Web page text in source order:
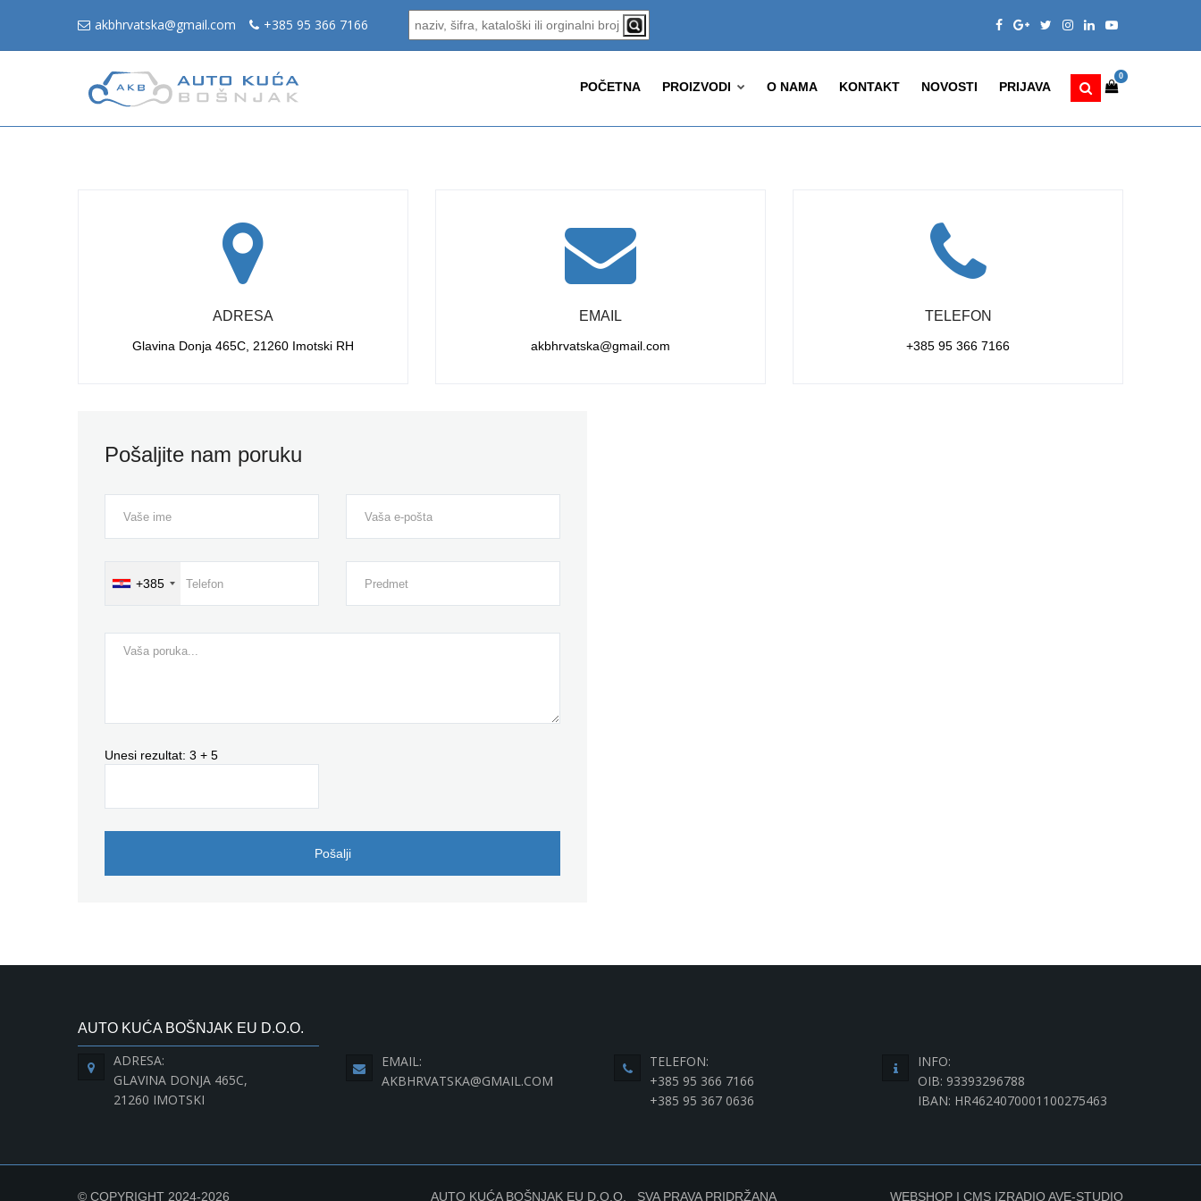
akbhrvatska@gmail.com +385 95 366 7166
0
POČETNA PROIZVODI O NAMA KONTAKT NOVOSTI PRIJAVA
ADRESA
Glavina Donja 465C, 21260 Imotski RH
EMAIL
akbhrvatska@gmail.com
TELEFON
+385 95 366 7166
Pošaljite nam poruku
+385
Unesi rezultat: 3 + 5
Pošalji
AUTO KUĆA BOŠNJAK EU D.O.O.
ADRESA:
GLAVINA DONJA 465C,
21260 IMOTSKI
EMAIL:
AKBHRVATSKA@GMAIL.COM
TELEFON:
+385 95 366 7166
+385 95 367 0636
INFO:
OIB: 93393296788
IBAN: HR4624070001100275463
© COPYRIGHT 2024-2026 AUTO KUĆA BOŠNJAK EU D.O.O. SVA PRAVA PRIDRŽANA WEBSHOP I CMS IZRADIOAVE-STUDIO